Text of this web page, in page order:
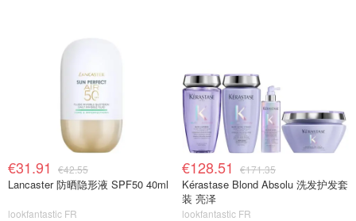
€31.91 €42.55
Lancaster 防晒隐形液 SPF50 40ml
lookfantastic FR
€128.51 €171.35
Kérastase Blond Absolu 洗发护发套
装 亮泽
lookfantastic FR